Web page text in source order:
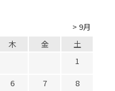
> 9月
木 金
土
1
6 7
8